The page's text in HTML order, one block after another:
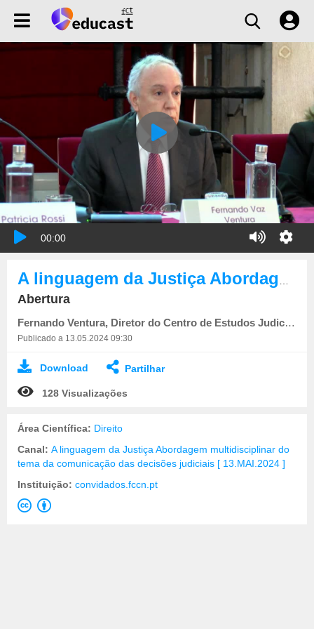
00:00
Abertura
Fernando Ventura, Diretor do Centro de Estudos Judiciários
Publicado a 13.05.2024 09:30
Download Partilhar
128 Visualizações
Área Científica: Direito
Canal: A linguagem da Justiça Abordagem multidisciplinar do
tema da comunicação das decisões judiciais [ 13.MAI.2024 ]
Instituição: convidados.fccn.pt